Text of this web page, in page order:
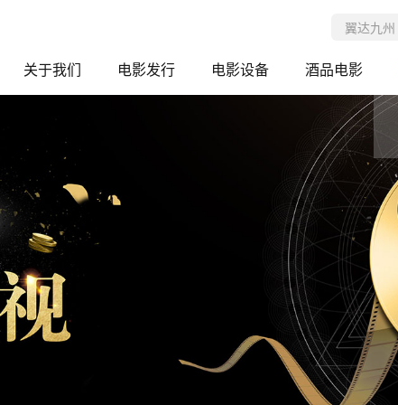
关于我们 电影发行 电影设备 酒品电影